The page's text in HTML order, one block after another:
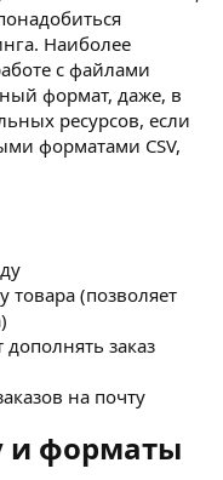
Наиболее
с файлами
формат, даже, в
ресурсов, если
форматами CSV,
(позволяет
дополнять заказ
на почту
и форматы​